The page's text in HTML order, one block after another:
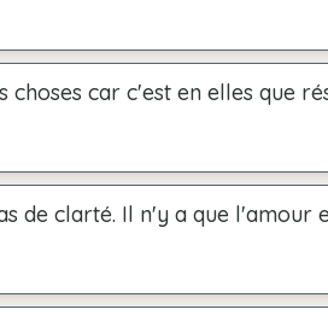
choses car c'est en elles que
de clarté. Il n'y a que l'amour